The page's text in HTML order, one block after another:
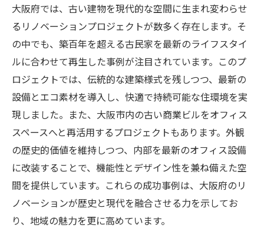
大阪の文化を取り入れたリノベーションデザイ
ンの魅力
リノベーションが反映する大阪の文化的遺
産
大阪の伝統芸能を取り入れたリノベーショ
ン事例
地域文化と調和する大阪のリノベーション
アート
大阪の文化を表現した新しいインテリアデ
地域の伝統を尊重した大阪のリノベーショ
ンプロジェクト
大阪府では、古い建物を現代的な空間に生まれ変わらせ
るリノベーションプロジェクトが数多く存在します。そ
の中でも、築百年を超える古民家を最新のライフスタイ
ルに合わせて再生した事例が注目されています。このプ
ロジェクトでは、伝統的な建築様式を残しつつ、最新の
設備とエコ素材を導入し、快適で持続可能な住環境を実
現しました。また、大阪市内の古い商業ビルをオフィス
スペースへと再活用するプロジェクトもあります。外観
の歴史的価値を維持しつつ、内部を最新のオフィス設備
に改装することで、機能性とデザイン性を兼ね備えた空
間を提供しています。これらの成功事例は、大阪府のリ
ノベーションが歴史と現代を融合させる力を示してお
り、地域の魅力を更に高めています。